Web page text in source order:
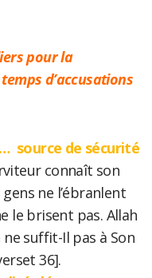
pour la
d’accusations
source de sécurité
connaît son
ne l’ébranlent
le brisent pas. Allah
suffit-Il pas à Son
36].